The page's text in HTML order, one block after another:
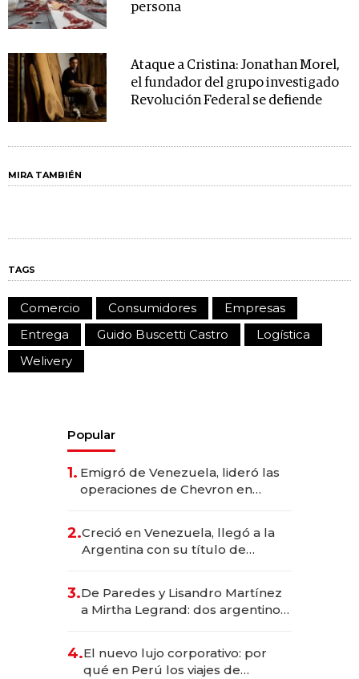
persona
Ataque a Cristina: Jonathan Morel,
el fundador del grupo investigado
Revolución Federal se defiende
MIRA TAMBIÉN
TAGS
Comercio Consumidores
Empresas
Entrega
Guido Buscetti Castro
Logística
Welivery
Popular
1. Emigró de Venezuela, lideró las
operaciones de Chevron en
2.Creció en Venezuela, llegó a la
Argentina con su título de
las marcas "fast premium"
3.De Paredes y Lisandro Martínez
a Mirtha Legrand: dos argentinos
4.El nuevo lujo corporativo: por
qué en Perú los viajes de